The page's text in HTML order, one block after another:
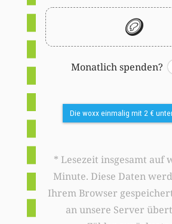
🪙
Monatlich spenden?
Switch
Die woxx einmalig mit 2 €
* Lesezeit insgesamt auf
Minute. Diese Daten
Ihrem Browser
an unsere Server